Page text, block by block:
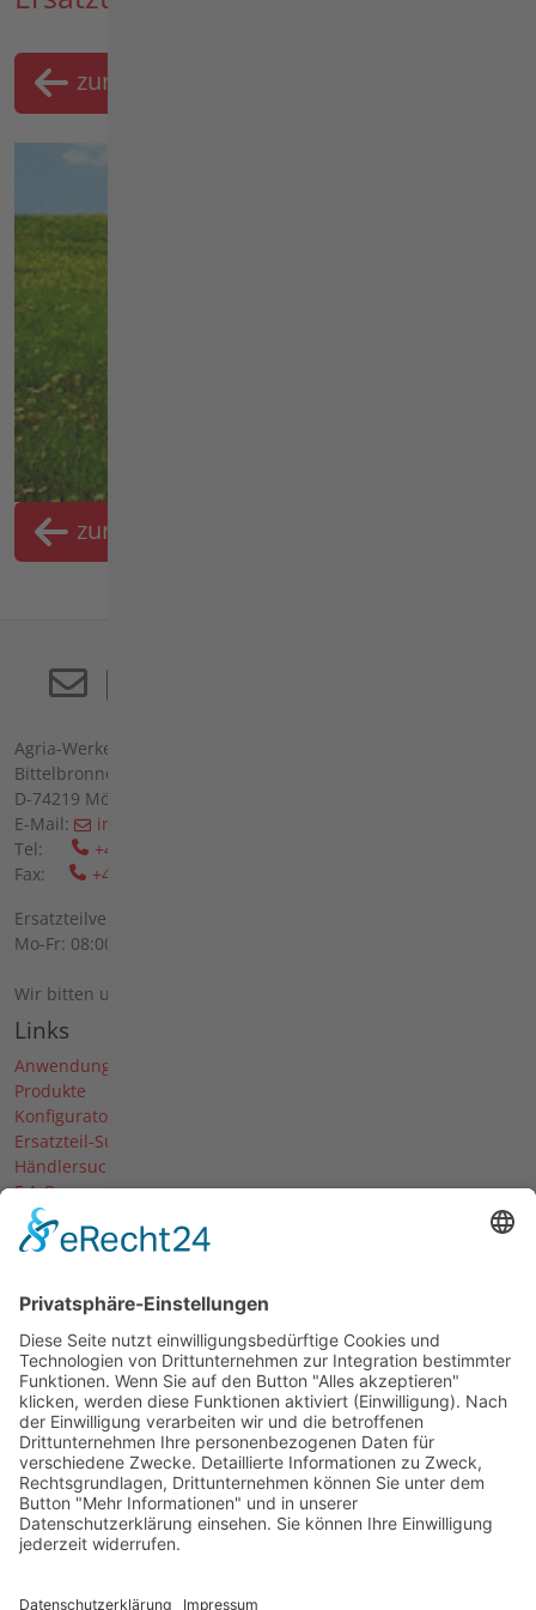
zurück
zurück
Agria-Werke GmbH
Bittelbronner Str. 42
D-74219 Möckmühl
E-Mail:
info(at)agria(dot)de
Tel:
+49 6298 39-0
Fax:
+49 6298 39-111
Ersatzteilverkauf vor Ort:
Mo-Fr: 08:00 - 12:00 Uhr und 13:00 - 16:00 Uhr
Wir bitten um telefonische Anmeldung.
Links
Anwendungen
Produkte
Konfigurator
Ersatzteil-Suche
Händlersuche
F.A.Q.
Downloads
Forum
Unternehmen
Über uns
News
Termine & Messen
Karriere
Historie